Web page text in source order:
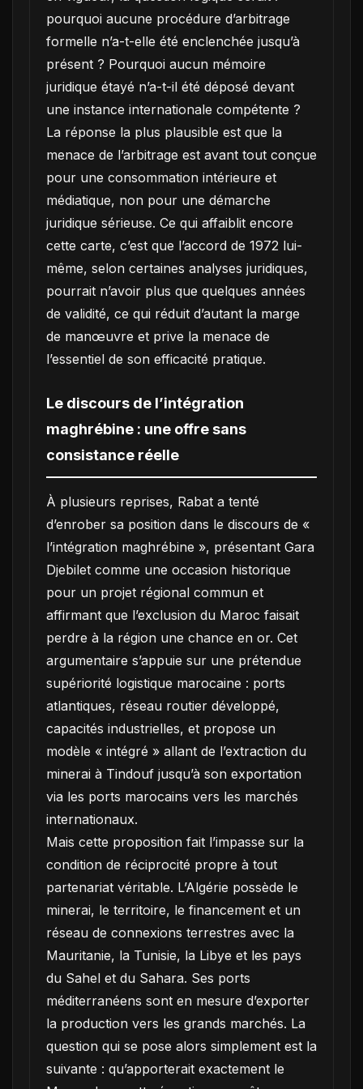
pourquoi aucune procédure d’arbitrage
formelle n’a-t-elle été enclenchée jusqu’à
présent ? Pourquoi aucun mémoire
juridique étayé n’a-t-il été déposé devant
une instance internationale compétente ?
La réponse la plus plausible est que la
menace de l’arbitrage est avant tout conçue
pour une consommation intérieure et
médiatique, non pour une démarche
juridique sérieuse. Ce qui affaiblit encore
cette carte, c’est que l’accord de 1972 lui-
même, selon certaines analyses juridiques,
pourrait n’avoir plus que quelques années
de validité, ce qui réduit d’autant la marge
de manœuvre et prive la menace de
l’essentiel de son efficacité pratique.
Le discours de l’intégration
maghrébine : une offre sans
consistance réelle
À plusieurs reprises, Rabat a tenté
d’enrober sa position dans le discours de «
l’intégration maghrébine », présentant Gara
Djebilet comme une occasion historique
pour un projet régional commun et
affirmant que l’exclusion du Maroc faisait
perdre à la région une chance en or. Cet
argumentaire s’appuie sur une prétendue
supériorité logistique marocaine : ports
atlantiques, réseau routier développé,
capacités industrielles, et propose un
modèle « intégré » allant de l’extraction du
minerai à Tindouf jusqu’à son exportation
via les ports marocains vers les marchés
internationaux.
Mais cette proposition fait l’impasse sur la
condition de réciprocité propre à tout
partenariat véritable. L’Algérie possède le
minerai, le territoire, le financement et un
réseau de connexions terrestres avec la
Mauritanie, la Tunisie, la Libye et les pays
du Sahel et du Sahara. Ses ports
méditerranéens sont en mesure d’exporter
la production vers les grands marchés. La
question qui se pose alors simplement est la
suivante : qu’apporterait exactement le